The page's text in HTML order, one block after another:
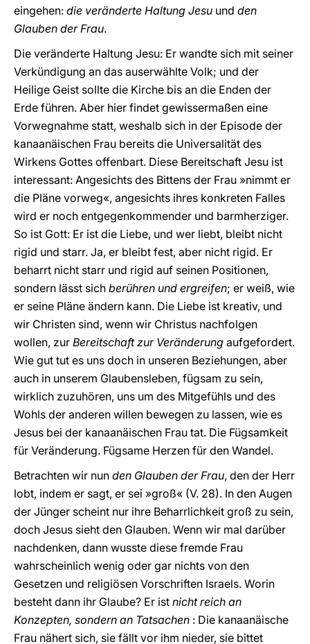
eingehen: die veränderte Haltung Jesu und den
Glauben der Frau.
Die veränderte Haltung Jesu: Er wandte sich mit seiner
Verkündigung an das auserwählte Volk; und der
Heilige Geist sollte die Kirche bis an die Enden der
Erde führen. Aber hier findet gewissermaßen eine
Vorwegnahme statt, weshalb sich in der Episode der
kanaanäischen Frau bereits die Universalität des
Wirkens Gottes offenbart. Diese Bereitschaft Jesu ist
interessant: Angesichts des Bittens der Frau »nimmt er
die Pläne vorweg«, angesichts ihres konkreten Falles
wird er noch entgegenkommender und barmherziger.
So ist Gott: Er ist die Liebe, und wer liebt, bleibt nicht
rigid und starr. Ja, er bleibt fest, aber nicht rigid. Er
beharrt nicht starr und rigid auf seinen Positionen,
sondern lässt sich berühren und ergreifen; er weiß, wie
er seine Pläne ändern kann. Die Liebe ist kreativ, und
wir Christen sind, wenn wir Christus nachfolgen
wollen, zur Bereitschaft zur Veränderung aufgefordert.
Wie gut tut es uns doch in unseren Beziehungen, aber
auch in unserem Glaubensleben, fügsam zu sein,
wirklich zuzuhören, uns um des Mitgefühls und des
Wohls der anderen willen bewegen zu lassen, wie es
Jesus bei der kanaanäischen Frau tat. Die Fügsamkeit
für Veränderung. Fügsame Herzen für den Wandel.
Betrachten wir nun den Glauben der Frau, den der Herr
lobt, indem er sagt, er sei »groß« (V. 28). In den Augen
der Jünger scheint nur ihre Beharrlichkeit groß zu sein,
doch Jesus sieht den Glauben. Wenn wir mal darüber
nachdenken, dann wusste diese fremde Frau
wahrscheinlich wenig oder gar nichts von den
Gesetzen und religiösen Vorschriften Israels. Worin
besteht dann ihr Glaube? Er ist nicht reich an
Konzepten, sondern an Tatsachen : Die kanaanäische
Frau nähert sich, sie fällt vor ihm nieder, sie bittet